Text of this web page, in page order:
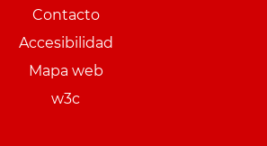
Contacto
Accesibilidad
Mapa web
w3c